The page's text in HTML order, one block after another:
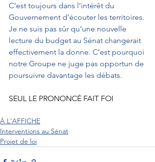
C’est toujours dans l’intérêt du
Gouvernement d’écouter les territoires.
Je ne suis pas sûr qu’une nouvelle
lecture du budget au Sénat changerait
effectivement la donne. C’est pourquoi
notre Groupe ne juge pas opportun de
poursuivre davantage les débats.
SEUL LE PRONONCÉ FAIT FOI
À L'AFFICHE
Interventions au Sénat
Projet de loi